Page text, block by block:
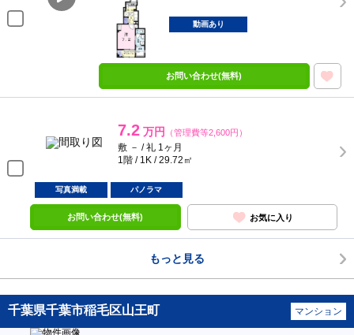
動画あり
お問い合わせ(無料)
7.2 万円 （管理費等2,600円）
敷 － / 礼 1ヶ月
1階 / 1K / 29.72㎡
写真満載 パノラマ
お問い合わせ(無料) お気に入り
もっと見る
千葉県千葉市稲毛区山王町 マンション